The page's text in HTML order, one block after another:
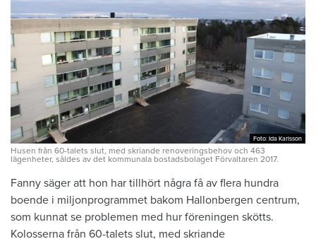
Foto: Ida Karlsson
Foto: Ida Karlsson
Husen från 60-talets slut, med skriande renoveringsbehov och 463
lägenheter, såldes av det kommunala bostadsbolaget Förvaltaren 2017.
Fanny säger att hon har tillhört några få av flera hundra
boende i miljonprogrammet bakom Hallonbergen centrum,
som kunnat se problemen med hur föreningen skötts.
Kolosserna från 60-talets slut, med skriande